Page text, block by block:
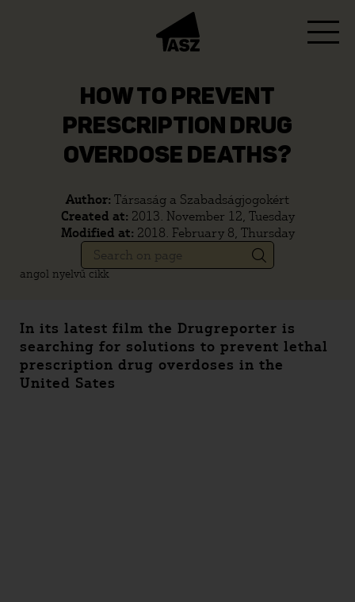
HOW TO PREVENT
PRESCRIPTION DRUG
OVERDOSE DEATHS?
Author: Társaság a Szabadságjogokért
Created at: 2013. November 12, Tuesday
Modified at: 2018. February 8, Thursday
angol nyelvű cikk
In its latest film the Drugreporter is
searching for solutions to prevent lethal
prescription drug overdoses in the
United Sates